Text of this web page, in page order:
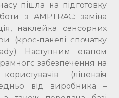
пішла на підготовку
з AMPTRAC: заміна
наклейка сенсорних
(крос-панелі спочатку
Наступним етапом
забезпечення на
(ліцензія
від виробника –